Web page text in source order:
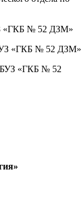
«ГКБ № 52 ДЗМ»
«ГКБ № 52 ДЗМ»
«ГКБ № 52